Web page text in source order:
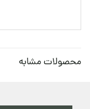
محصولات مشابه